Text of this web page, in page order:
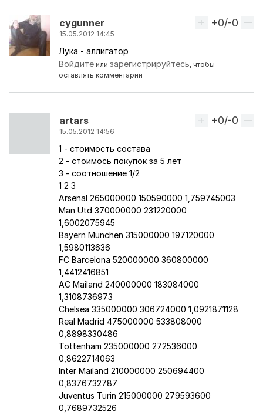
cygunner
15.05.2012 14:45
Вверх
+0/-0
Лука - аллигатор
Войдите илизарегистрируйтесь, чтобы
оставлять комментарии
artars
15.05.2012 14:56
Вверх
+0/-0
1 - стоимость состава
2 - стоимось покупок за 5 лет
3 - соотношение 1/2
1 2 3
Arsenal 265000000 150590000 1,759745003
Man Utd 370000000 231220000
1,6002075945
Bayern Munchen 315000000 197120000
1,5980113636
FC Barcelona 520000000 360800000
1,4412416851
AC Mailand 240000000 183084000
1,3108736973
Chelsea 335000000 306724000 1,0921871128
Real Madrid 475000000 533808000
0,8898330486
Tottenham 235000000 272536000
0,8622714063
Inter Mailand 210000000 250694400
0,8376732787
Juventus Turin 215000000 279593600
0,7689732526